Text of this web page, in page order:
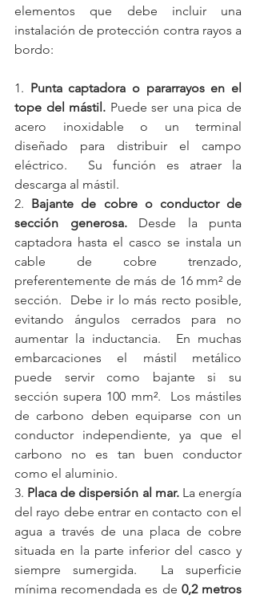
elementos que debe incluir una
instalación de protección contra rayos a
bordo:
1. Punta captadora o pararrayos en el
tope del mástil. Puede ser una pica de
acero inoxidable o un terminal
diseñado para distribuir el campo
eléctrico.  Su función es atraer la
descarga al mástil.
2. Bajante de cobre o conductor de
sección generosa. Desde la punta
captadora hasta el casco se instala un
cable de cobre trenzado,
preferentemente de más de 16 mm² de
sección.  Debe ir lo más recto posible,
evitando ángulos cerrados para no
aumentar la inductancia.  En muchas
embarcaciones el mástil metálico
puede servir como bajante si su
sección supera 100 mm².  Los mástiles
de carbono deben equiparse con un
conductor independiente, ya que el
carbono no es tan buen conductor
como el aluminio.
3. Placa de dispersión al mar. La energía
del rayo debe entrar en contacto con el
agua a través de una placa de cobre
situada en la parte inferior del casco y
siempre sumergida.  La superficie
mínima recomendada es de 0,2 metros